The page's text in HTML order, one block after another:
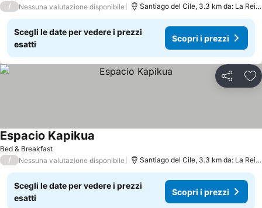
/ Nessuna valutazione disponibile Santiago del Cile, 3.3 km da: La Reina
Scegli le date per vedere i prezzi
esatti
Scopri i prezzi
Condividi
Bed & Breakfast
Espacio Kapikua
/ Nessuna valutazione disponibile Santiago del Cile, 3.3 km da: La Reina
Scegli le date per vedere i prezzi
esatti
Scopri i prezzi